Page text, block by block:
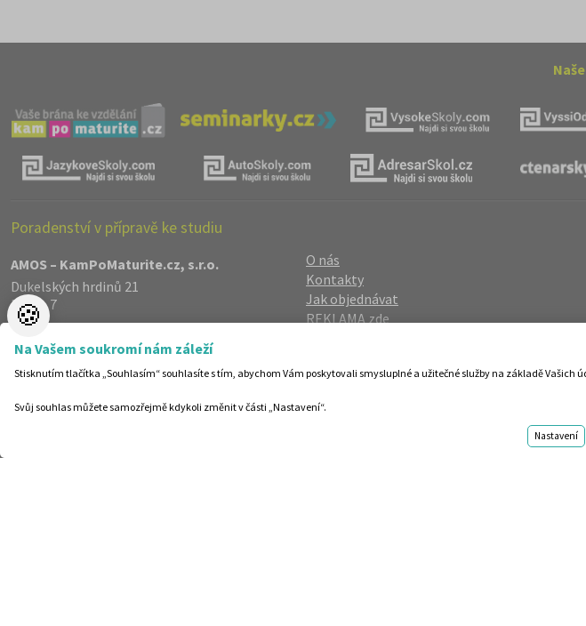
Poradenství v přípravě ke studiu
AMOS – KamPoMaturite.cz, s.r.o.
Dukelských hrdinů 21
Praha 7
170 00
info@kampomaturite.cz
O nás
Kontakty
Jak objednávat
REKLAMA zde
Registrace/Login
Helpdesk
🍪
Na Vašem soukromí nám záleží
Stisknutím tlačítka „Souhlasím“ souhlasíte s tím, abychom Vám poskytovali smysluplné a užitečné služby na základě Vašich
Svůj souhlas můžete samozřejmě kdykoli změnit v části „Nastavení“.
Nastavení